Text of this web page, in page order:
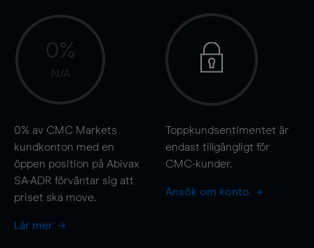
0%
N/A
0% av CMC Markets
kundkonton med en
öppen position på Abivax
SA-ADR förväntar sig att
priset ska move.
Lär mer
Toppkundsentimentet är
endast tillgängligt för
CMC-kunder.
Ansök om konto